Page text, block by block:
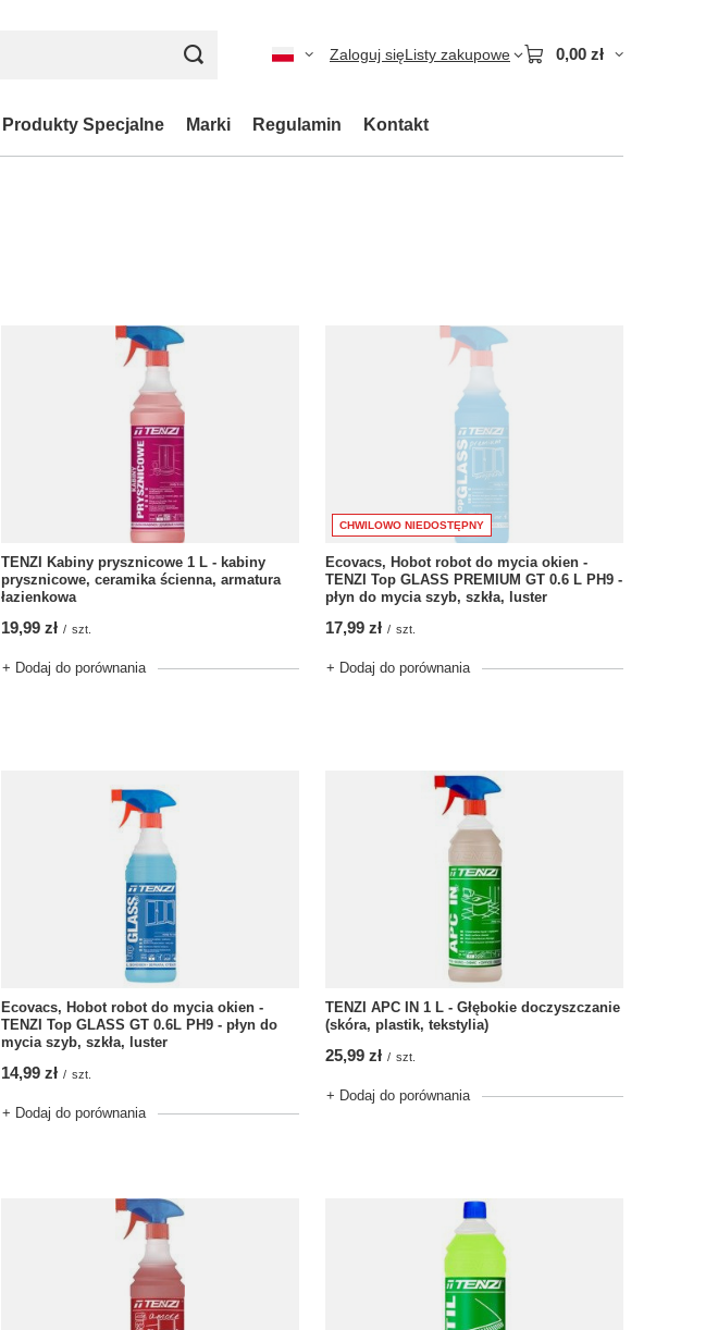
Zaloguj sięListy zakupowe 0,00 zł
Produkty Specjalne Marki Regulamin Kontakt
TENZI Kabiny prysznicowe 1 L - kabiny
prysznicowe, ceramika ścienna, armatura
łazienkowa
19,99 zł / szt.
+ Dodaj do porównania
CHWILOWO NIEDOSTĘPNY
Ecovacs, Hobot robot do mycia okien -
TENZI Top GLASS PREMIUM GT 0.6 L PH9 -
płyn do mycia szyb, szkła, luster
17,99 zł / szt.
+ Dodaj do porównania
Ecovacs, Hobot robot do mycia okien -
TENZI Top GLASS GT 0.6L PH9 - płyn do
mycia szyb, szkła, luster
14,99 zł / szt.
+ Dodaj do porównania
TENZI APC IN 1 L - Głębokie doczyszczanie
(skóra, plastik, tekstylia)
25,99 zł / szt.
+ Dodaj do porównania